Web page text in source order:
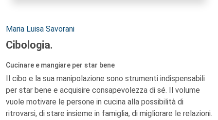
Autori:
Maria Luisa Savorani
Cibologia.
Cucinare e mangiare per star bene
Il cibo e la sua manipolazione sono strumenti indispensabili
per star bene e acquisire consapevolezza di sé. Il volume
vuole motivare le persone in cucina alla possibilità di
ritrovarsi, di stare insieme in famiglia, di migliorare le relazioni.